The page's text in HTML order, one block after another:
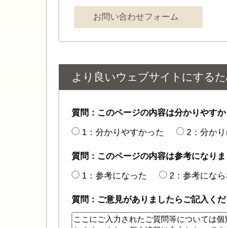
より良いウェブサイトにする
質問：このページの内容は分かりやす
1：分かりやすかった
2：分か
質問：このページの内容は参考になりま
1：参考になった
2：参考にな
質問：ご意見がありましたらご記入く